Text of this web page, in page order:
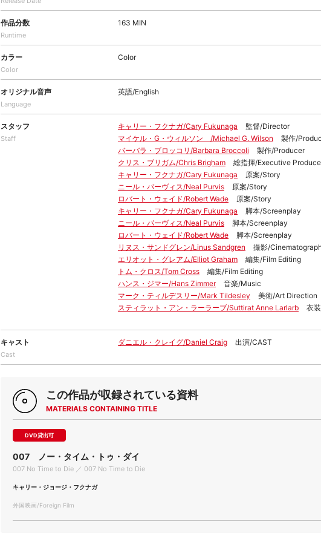
作品分数
Runtime
163 MIN
カラー
Color
Color
オリジナル音声
Language
英語/English
スタッフ
Staff
キャリー・フクナガ/Cary Fukunaga
監督/Director
マイケル・G・ウィルソン /Michael G. Wilson
製作/
バーバラ・ブロッコリ/Barbara Broccoli
製作/Producer
クリス・ブリガム/Chris Brigham
総指揮/Executive
キャリー・フクナガ/Cary Fukunaga
原案/Story
ニール・パーヴィス/Neal Purvis
原案/Story
ロバート・ウェイド/Robert Wade
原案/Story
キャリー・フクナガ/Cary Fukunaga
脚本/Screenplay
ニール・パーヴィス/Neal Purvis
脚本/Screenplay
ロバート・ウェイド/Robert Wade
脚本/Screenplay
リヌス・サンドグレン/Linus Sandgren
撮影/
エリオット・グレアム/Elliot Graham
編集/Film Editing
トム・クロス/Tom Cross
編集/Film Editing
ハンス・ジマー/Hans Zimmer
音楽/Music
マーク・ティルデスリー/Mark Tildesley
美術/Art Direction
スティラット・アン・ラーラーブ/Suttirat Anne Larlarb
衣
キャスト
Cast
ダニエル・クレイグ/Daniel Craig 出演/CAST
この作品が収録されている資料
MATERIALS CONTAINING TITLE
DVD貸出可
007 ノー・タイム・トゥ・ダイ
007 No Time to Die ／ 007 No Time to Die
キャリー・ジョージ・フクナガ
外国映画/Foreign Film